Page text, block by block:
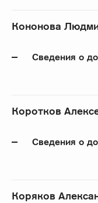
Кононова
Сведения о
Коротков
Сведения о
Коряков